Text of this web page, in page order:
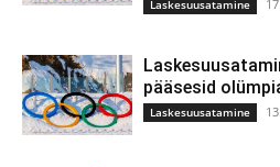
Laskesuusatamine
pääsesid
Laskesuusatamine